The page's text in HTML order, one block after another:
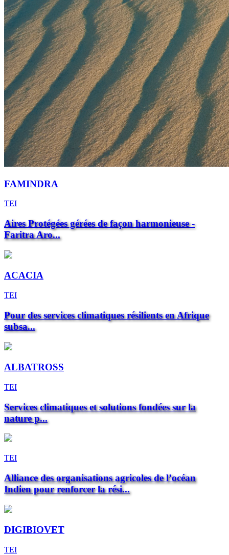
FAMINDRA
TEI
Aires Protégées gérées de façon harmonieuse -
Faritra Aro...
ACACIA
TEI
Pour des services climatiques résilients en Afrique
subsa...
ALBATROSS
TEI
Services climatiques et solutions fondées sur la
nature p...
TEI
Alliance des organisations agricoles de l’océan
Indien pour renforcer la rési...
DIGIBIOVET
TEI